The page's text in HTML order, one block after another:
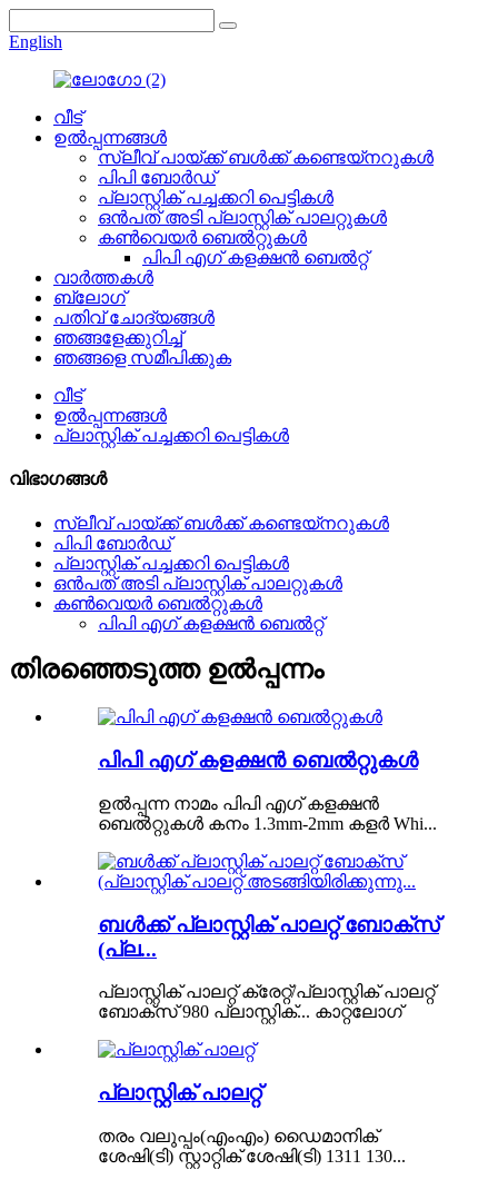
English
വീട്
ഉൽപ്പന്നങ്ങൾ
സ്ലീവ് പായ്ക്ക് ബൾക്ക് കണ്ടെയ്നറുകൾ
പിപി ബോർഡ്
പ്ലാസ്റ്റിക് പച്ചക്കറി പെട്ടികൾ
ഒൻപത് അടി പ്ലാസ്റ്റിക് പാലറ്റുകൾ
കൺവെയർ ബെൽറ്റുകൾ
പിപി എഗ് കളക്ഷൻ ബെൽറ്റ്
വാർത്തകൾ
ബ്ലോഗ്
പതിവ് ചോദ്യങ്ങൾ
ഞങ്ങളേക്കുറിച്ച്
ഞങ്ങളെ സമീപിക്കുക
വീട്
ഉൽപ്പന്നങ്ങൾ
പ്ലാസ്റ്റിക് പച്ചക്കറി പെട്ടികൾ
വിഭാഗങ്ങൾ
സ്ലീവ് പായ്ക്ക് ബൾക്ക് കണ്ടെയ്നറുകൾ
പിപി ബോർഡ്
പ്ലാസ്റ്റിക് പച്ചക്കറി പെട്ടികൾ
ഒൻപത് അടി പ്ലാസ്റ്റിക് പാലറ്റുകൾ
കൺവെയർ ബെൽറ്റുകൾ
പിപി എഗ് കളക്ഷൻ ബെൽറ്റ്
തിരഞ്ഞെടുത്ത ഉൽപ്പന്നം
പിപി എഗ് കളക്ഷൻ ബെൽറ്റുകൾ
ഉൽപ്പന്ന നാമം പിപി എഗ് കളക്ഷൻ
ബെൽറ്റുകൾ കനം 1.3mm-2mm കളർ Whi...
ബൾക്ക് പ്ലാസ്റ്റിക് പാലറ്റ് ബോക്സ്
(പ്ല...
പ്ലാസ്റ്റിക് പാലറ്റ് ക്രേറ്റ്/പ്ലാസ്റ്റിക് പാലറ്റ്
ബോക്സ് 980 പ്ലാസ്റ്റിക്... കാറ്റലോഗ്
പ്ലാസ്റ്റിക് പാലറ്റ്
തരം വലുപ്പം(എംഎം) ഡൈമാനിക്
ശേഷി(ടി) സ്റ്റാറ്റിക് ശേഷി(ടി) 1311 130...